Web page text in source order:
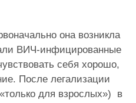
она возникла
ВИЧ-инфицированные
себя хорошо,
После легализации
для взрослых») в